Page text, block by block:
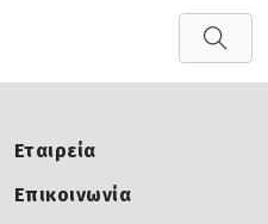
Εταιρεία
Επικοινωνία